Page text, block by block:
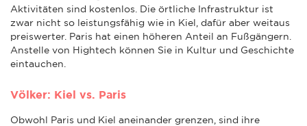
Aktivitäten sind kostenlos. Die örtliche Infrastruktur ist
zwar nicht so leistungsfähig wie in Kiel, dafür aber weitaus
preiswerter. Paris hat einen höheren Anteil an Fußgängern.
Anstelle von Hightech können Sie in Kultur und Geschichte
eintauchen.
Völker: Kiel vs. Paris
Obwohl Paris und Kiel aneinander grenzen, sind ihre